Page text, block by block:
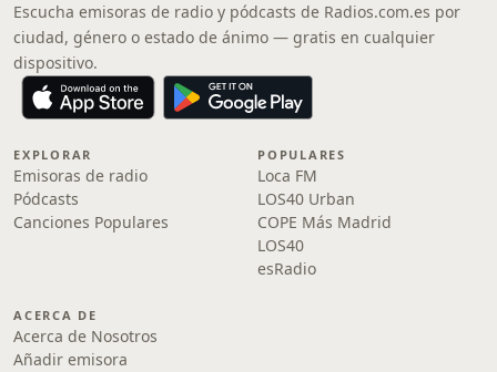
Escucha emisoras de radio y pódcasts de Radios.com.es por
ciudad, género o estado de ánimo — gratis en cualquier
dispositivo.
EXPLORAR
Emisoras de radio
Pódcasts
Canciones Populares
POPULARES
Loca FM
LOS40 Urban
COPE Más Madrid
LOS40
esRadio
ACERCA DE
Acerca de Nosotros
Añadir emisora